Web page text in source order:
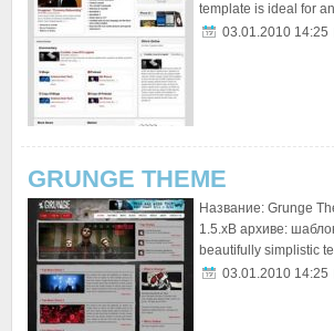
template is ideal for
03.01.2010 14:25
GRUNGE THEME
Название: Grunge
1.5.xВ архиве:
beautifully simplistic
03.01.2010 14:25